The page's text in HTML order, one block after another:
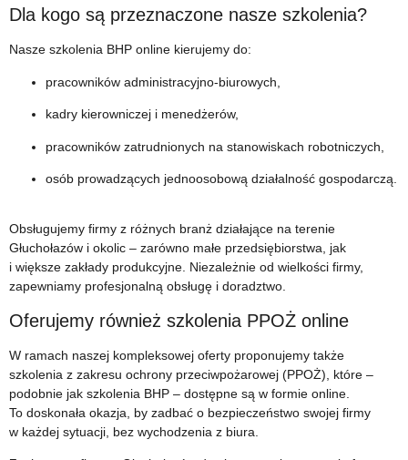
Dla kogo są przeznaczone nasze szkolenia?
Nasze szkolenia BHP online kierujemy do:
pracowników administracyjno-biurowych,
kadry kierowniczej i menedżerów,
pracowników zatrudnionych na stanowiskach robotniczych,
osób prowadzących jednoosobową działalność gospodarczą.
Obsługujemy firmy z różnych branż działające na terenie
Głuchołazów i okolic – zarówno małe przedsiębiorstwa, jak
i większe zakłady produkcyjne. Niezależnie od wielkości firmy,
zapewniamy profesjonalną obsługę i doradztwo.
Oferujemy również szkolenia PPOŻ online
W ramach naszej kompleksowej oferty proponujemy także
szkolenia z zakresu ochrony przeciwpożarowej (PPOŻ), które –
podobnie jak szkolenia BHP – dostępne są w formie online.
To doskonała okazja, by zadbać o bezpieczeństwo swojej firmy
w każdej sytuacji, bez wychodzenia z biura.